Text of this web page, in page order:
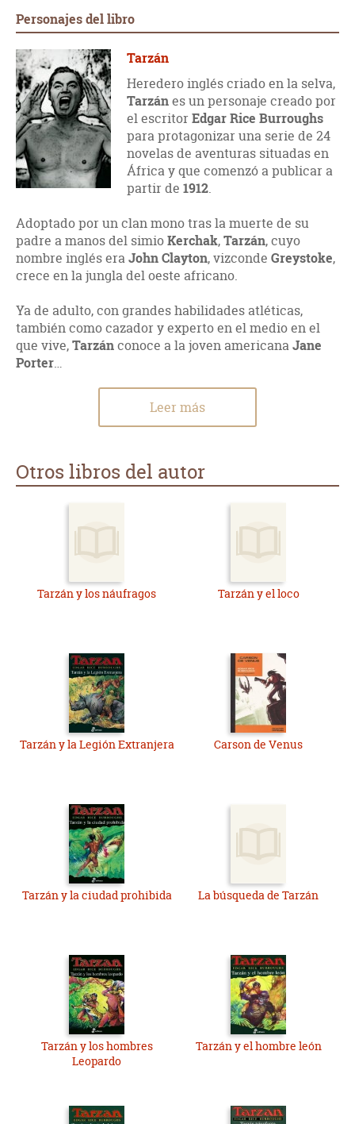
Personajes del libro
Tarzán
Heredero inglés criado en la selva,
Tarzánes un personaje creado por
el escritor Edgar Rice Burroughs
para protagonizar una serie de 24
novelas de aventuras situadas en
África y que comenzó a publicar a
partir de 1912.
Adoptado por un clan mono tras la muerte de su
padre a manos del simioKerchak,Tarzán, cuyo
nombre inglés eraJohn Clayton, vizconde Greystoke,
crece en la jungla del oeste africano.
Ya de adulto, con grandes habilidades atléticas,
también como cazador y experto en el medio en el
que vive,Tarzánconoce a la joven americanaJane
Porter…
Leer más
Otros libros del autor
Tarzán y los náufragos Tarzán y el loco
Tarzán y la Legión Extranjera Carson de Venus
Tarzán y la ciudad prohibida La búsqueda de Tarzán
Tarzán y los hombres
Leopardo
Tarzán y el hombre león